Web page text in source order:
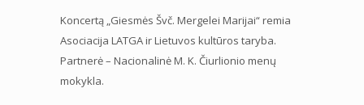
Koncertą „Giesmės Švč. Mergelei Marijai“ remia
Asociacija LATGA ir Lietuvos kultūros taryba.
Partnerė – Nacionalinė M. K. Čiurlionio menų
mokykla.